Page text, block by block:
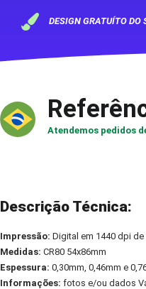
DESIGN GRATUÍTO DO
Atendemos pedidos
Descrição Técnica:
Impressão: Digital em 1440 dpi
Medidas: CR80 54x86mm
Espessura: 0,30mm, 0,46mm e
Informações: fotos e/ou dados